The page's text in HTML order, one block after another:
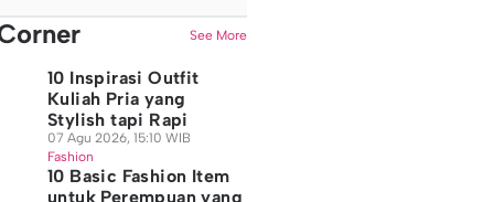
See More
10 Inspirasi Outfit
Kuliah Pria yang
Stylish tapi Rapi
07 Agu 2026, 15:10 WIB
Fashion
10 Basic Fashion Item
untuk Perempuan yang